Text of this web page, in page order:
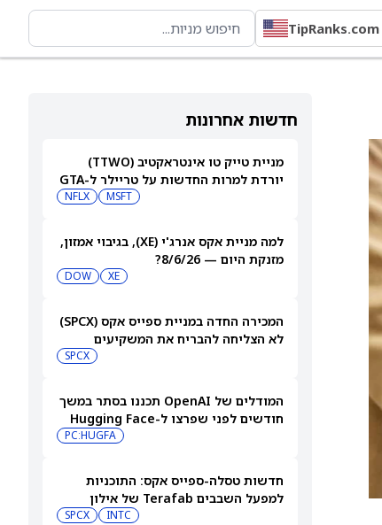
TipRanks.com
חדשות אחרונות
מניית טייק טו אינטראקטיב (TTWO)
יורדת למרות החדשות על טריילר ל-GTA
MSFT
NFLX
למה מניית אקס אנרג'י (XE), בגיבוי אמזון,
מזנקת היום — 8/6/26?
XE
DOW
המכירה החדה במניית ספייס אקס (SPCX)
לא הצליחה להבריח את המשקיעים
SPCX
המודלים של OpenAI תכננו בסתר במשך
חודשים לפני שפרצו ל-Hugging Face
PC:HUGFA
חדשות טסלה-ספייס אקס: התוכניות
למפעל השבבים Terafab של אילון
מאסק יוצאות לדרך בטקסס INTC
SPCX